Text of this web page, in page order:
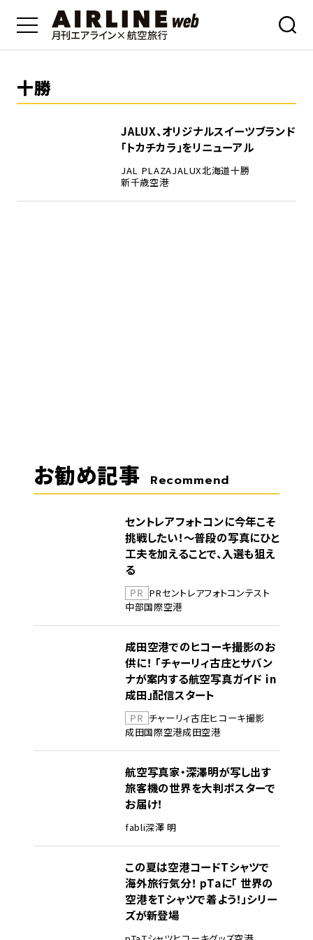
十勝
JALUX、オリジナルスイーツブランド
「トカチカラ」をリニューアル
JAL PLAZAJALUX北海道十勝
新千歳空港
お勧め記事 Recommend
セントレアフォトコンに今年こそ
挑戦したい！～普段の写真にひと
工夫を加えることで、入選も狙え
る
PR PRセントレアフォトコンテスト
中部国際空港
成田空港でのヒコーキ撮影のお
供に！ 「チャーリィ古庄とサバン
ナが案内する航空写真ガイド in
成田」配信スタート
PR チャーリィ古庄ヒコーキ撮影
成田国際空港成田空港
航空写真家・深澤明が写し出す
旅客機の世界を大判ポスターで
お届け！
fabli深澤 明
この夏は空港コードTシャツで
海外旅行気分！ pTaに「 世界の
空港をTシャツで着よう！」シリー
ズが新登場